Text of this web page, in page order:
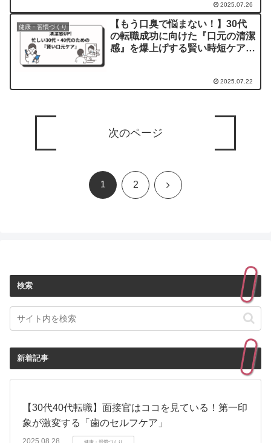
2025.07.26
健康・習慣づくり
【もう口臭で悩まない！】30代
の転職成功に向けた『口元の清潔
感』を爆上げする賢い時短ケア戦
2025.07.22
次のページ
1 2 次
検索
新着記事
【30代40代転職】面接官はココを見ている！第一印
象が激変する「歯のセルフケア」
2025.08.28 健康・習慣づくり